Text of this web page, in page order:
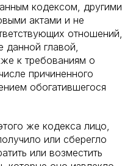
кодексом, другими
актами и не
отношений,
данной главой,
к требованиям о
причиненного
обогатившегося
же кодекса лицо,
или сберегло
или возместить